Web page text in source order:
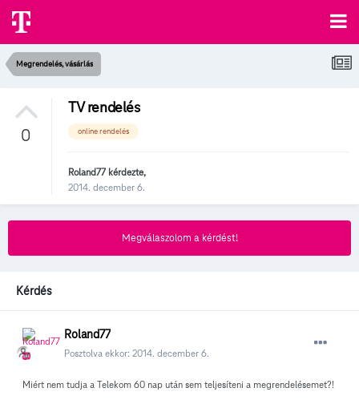
Megrendelés, vásárlás
0
TV rendelés
online rendelés
Roland77 kérdezte,
2014. december 6.
Megválaszolom a kérdést!
Kérdés
Roland77
Posztolva ekkor: 2014. december 6.
Miért nem tudja a Telekom 60 nap után sem teljesíteni a megrendelésemet?!